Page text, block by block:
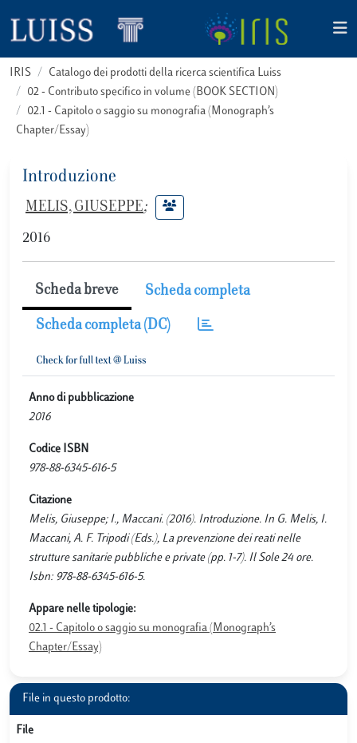
IRIS
Catalogo dei prodotti della ricerca scientifica Luiss
02 - Contributo specifico in volume (BOOK SECTION)
02.1 - Capitolo o saggio su monografia (Monograph’s
Chapter/Essay)
Introduzione
MELIS, GIUSEPPE;
2016
Scheda breve Scheda completa
Scheda completa (DC)
Anno di pubblicazione
2016
Codice ISBN
978-88-6345-616-5
Citazione
Melis, Giuseppe; I., Maccani. (2016). Introduzione. In G. Melis, I.
Maccani, A. F. Tripodi (Eds.), La prevenzione dei reati nelle
strutture sanitarie pubbliche e private (pp. 1-7). Il Sole 24 ore.
Isbn: 978-88-6345-616-5.
Appare nelle tipologie:
02.1 - Capitolo o saggio su monografia (Monograph’s
Chapter/Essay)
File in questo prodotto:
File